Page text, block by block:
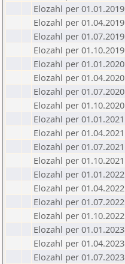
Elozahl per 01.01.2019
Elozahl per 01.04.2019
Elozahl per 01.07.2019
Elozahl per 01.10.2019
Elozahl per 01.01.2020
Elozahl per 01.04.2020
Elozahl per 01.07.2020
Elozahl per 01.10.2020
Elozahl per 01.01.2021
Elozahl per 01.04.2021
Elozahl per 01.07.2021
Elozahl per 01.10.2021
Elozahl per 01.01.2022
Elozahl per 01.04.2022
Elozahl per 01.07.2022
Elozahl per 01.10.2022
Elozahl per 01.01.2023
Elozahl per 01.04.2023
Elozahl per 01.07.2023